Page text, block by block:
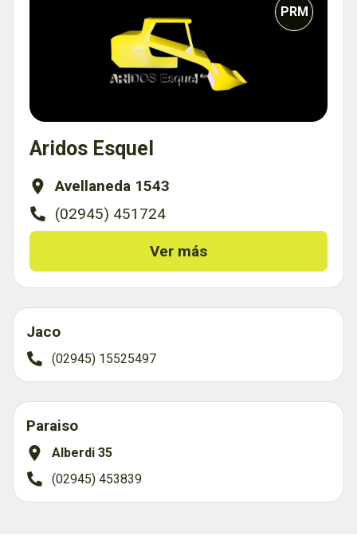
PRM
Aridos Esquel
Avellaneda 1543
(02945) 451724
Ver más
Jaco
(02945) 15525497
Paraiso
Alberdi 35
(02945) 453839